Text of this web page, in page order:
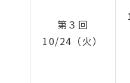
第３回
10/24（火）